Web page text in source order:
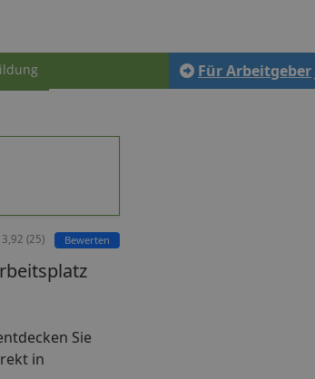
Für Arbeitgeber
3,92 (25) Bewerten
Sie
in